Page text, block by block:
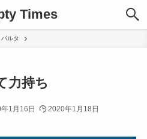
Times
ルタ
力持ち
1月16日 2020年1月18日